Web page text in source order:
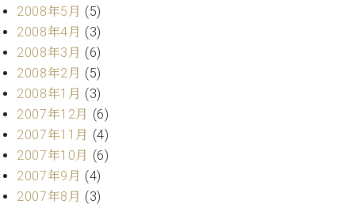
2008年5月 (5)
2008年4月 (3)
2008年3月 (6)
2008年2月 (5)
2008年1月 (3)
2007年12月 (6)
2007年11月 (4)
2007年10月 (6)
2007年9月 (4)
2007年8月 (3)